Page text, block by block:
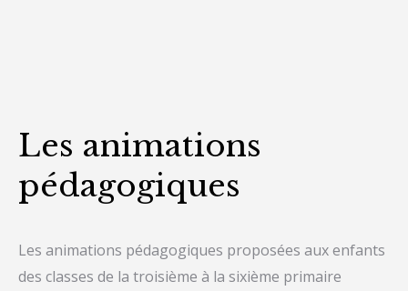
Les animations
pédagogiques
Les animations pédagogiques proposées aux enfants
des classes de la troisième à la sixième primaire